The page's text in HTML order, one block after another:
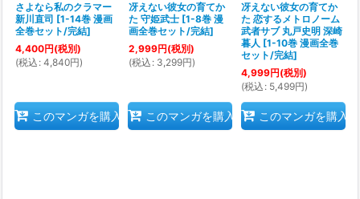
さよなら私のクラマー
新川直司 [1-14巻 漫画
全巻セット/完結]
4,400円(税別)
(税込 : 4,840円)
このマンガを購入
冴えない彼女の育てか
た 守姫武士 [1-8巻 漫
画全巻セット/完結]
2,999円(税別)
(税込 : 3,299円)
このマンガを購入
冴えない彼女の育てか
た 恋するメトロノーム
武者サブ 丸戸史明 深崎
暮人 [1-10巻 漫画全巻
セット/完結]
4,999円(税別)
(税込 : 5,499円)
このマンガを購入